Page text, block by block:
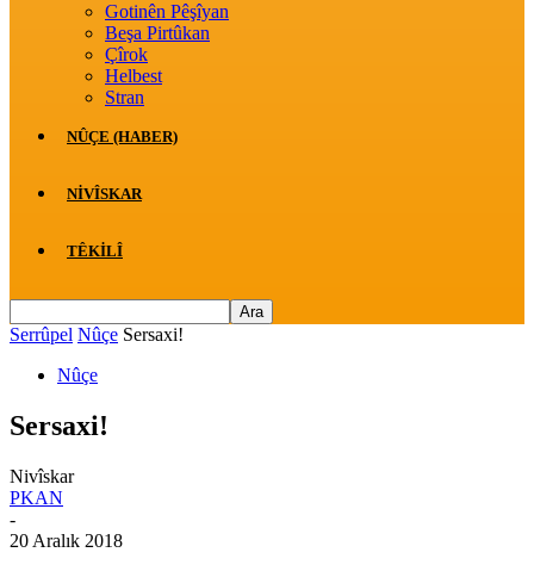
Gotinên Pêşîyan
Beşa Pirtûkan
Çîrok
Helbest
Stran
NÛÇE (HABER)
NIVÎSKAR
TÊKILÎ
Serrûpel Nûçe Sersaxi!
Nûçe
Sersaxi!
Nivîskar
PKAN
-
20 Aralık 2018